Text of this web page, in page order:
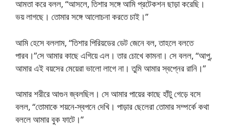
আমতা করে বলল, “আসলে, তিশার সঙ্গে আমি প্রটেকশন ছাড়া করেছি।
ভয় লাগছে। তোমার সঙ্গে আলোচনা করতে চাই।”
আমি হেসে বললাম, “তিশার পিরিয়ডের ডেট জেনে বল, তাহলে বলতে
পারব।”সে আমার কাছে এগিয়ে এল। তার চোখে কামনা। সে বলল, “আপু,
আমার এই বয়সের মেয়েরা ভালো লাগে না। তুমি আমার স্বপ্নের রানি।”
আমার শরীরে আগুন জ্বলছিল। সে আমার পায়ের কাছে হাঁটু গেড়ে বসে
বলল, “তোমাকে শয়নে-স্বপনে দেখি। পাড়ার ছেলেরা তোমার সম্পর্কে কথা
বললে আমার বুক ফাটে।”